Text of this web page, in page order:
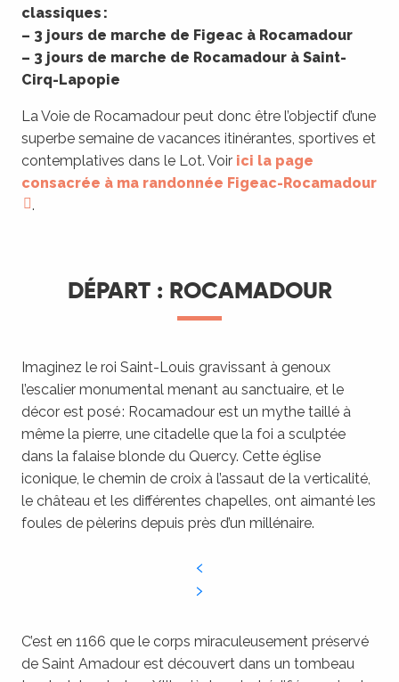
classiques :
– 3 jours de marche de Figeac à Rocamadour
– 3 jours de marche de Rocamadour à Saint-
Cirq-Lapopie
La Voie de Rocamadour peut donc être l’objectif d’une
superbe semaine de vacances itinérantes, sportives et
contemplatives dans le Lot. Voir ici la page
consacrée à ma randonnée Figeac-Rocamadour
.
DÉPART : ROCAMADOUR
Imaginez le roi Saint-Louis gravissant à genoux
l’escalier monumental menant au sanctuaire, et le
décor est posé : Rocamadour est un mythe taillé à
même la pierre, une citadelle que la foi a sculptée
dans la falaise blonde du Quercy. Cette église
iconique, le chemin de croix à l’assaut de la verticalité,
le château et les différentes chapelles, ont aimanté les
foules de pèlerins depuis près d’un millénaire.
C’est en 1166 que le corps miraculeusement préservé
de Saint Amadour est découvert dans un tombeau